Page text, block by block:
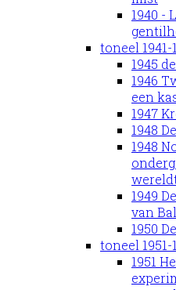
1940 -
toneel 1941-
1945
1946
een
1947
1948
1948
1949
van
1950
toneel 1951-
1951